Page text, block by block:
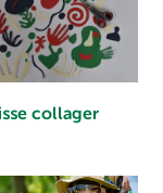
collager